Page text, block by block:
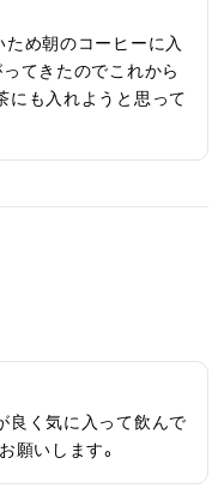
ため朝のコーヒーに入
てきたのでこれから
にも入れようと思って
良く気に入って飲んで
願いします。